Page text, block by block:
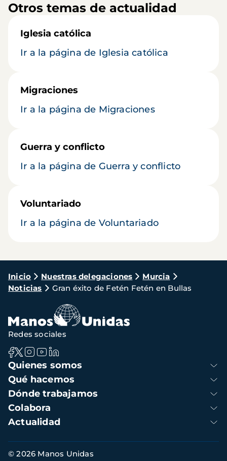
Otros temas de actualidad
Iglesia católica
Ir a la página de Iglesia católica
Migraciones
Ir a la página de Migraciones
Guerra y conflicto
Ir a la página de Guerra y conflicto
Voluntariado
Ir a la página de Voluntariado
Ruta
de
navegación
Inicio Nuestras delegaciones
Murcia
Noticias
Gran éxito de Fetén Fetén en Bullas
Navegación
principal
Quienes somos
Qué hacemos
Dónde trabajamos
Colabora
Actualidad
Redes sociales
Información
© 2026 Manos Unidas